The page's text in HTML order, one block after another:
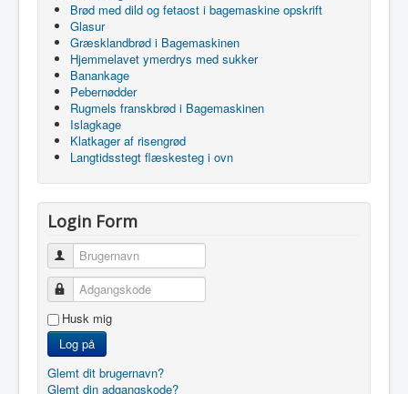
Brød med dild og fetaost i bagemaskine opskrift
Glasur
Græsklandbrød i Bagemaskinen
Hjemmelavet ymerdrys med sukker
Banankage
Pebernødder
Rugmels franskbrød i Bagemaskinen
Islagkage
Klatkager af risengrød
Langtidsstegt flæskesteg i ovn
Login Form
Brugernavn
Adgangskode
Husk mig
Log på
Glemt dit brugernavn?
Glemt din adgangskode?